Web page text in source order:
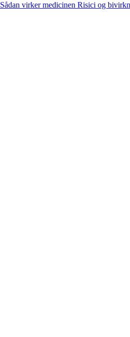
Sådan virker medicinen Risici og